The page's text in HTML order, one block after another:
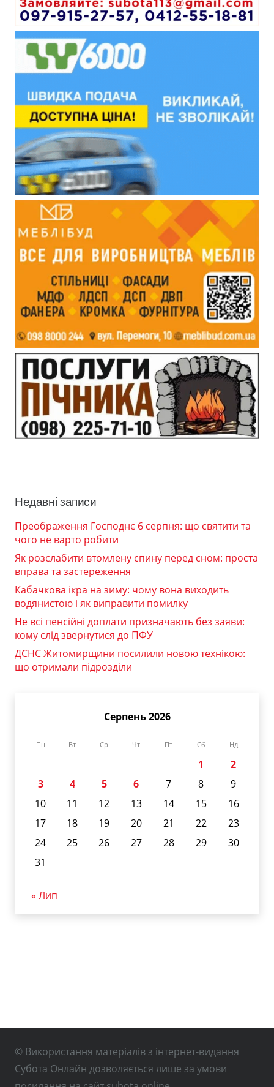
Недавні записи
Преображення Господнє 6 серпня: що святити та
чого не варто робити
Як розслабити втомлену спину перед сном: проста
вправа та застереження
Кабачкова ікра на зиму: чому вона виходить
водянистою і як виправити помилку
Не всі пенсійні доплати призначають без заяви:
кому слід звернутися до ПФУ
ДСНС Житомирщини посилили новою технікою:
що отримали підрозділи
Серпень 2026
Пн Вт Ср Чт Пт Сб Нд
1
2
3
4 5 6 7 8
9
10
11 12 13 14 15
16
17
18 19 20 21 22
23
24
25 26 27 28 29
30
31
« Лип
© Використання матеріалів з інтернет-видання
Субота Онлайн дозволяється лише за умови